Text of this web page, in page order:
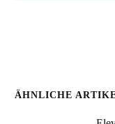
ÄHNLICHE